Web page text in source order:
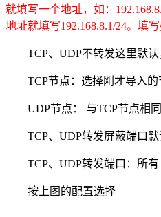
就填写一个地址，如：
地址就填写192.168.8.1/24。填
TCP、UDP不转发这里默
TCP节点：选择刚才导入的
UDP节点： 与TCP节点相同
TCP、UDP转发屏蔽端口
TCP、UDP转发端口：所有
按上图的配置选择